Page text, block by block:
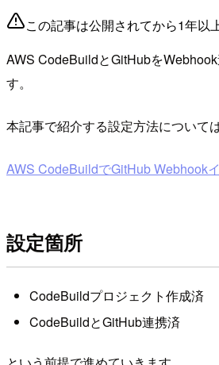
この記事は公開されてから1年以
AWS CodeBuildとGitHubを
す。
本記事で紹介する設定方法について
AWS CodeBuildでGitHub Webhook
設定箇所
CodeBuildプロジェクト作成済
CodeBuildとGitHub連携済